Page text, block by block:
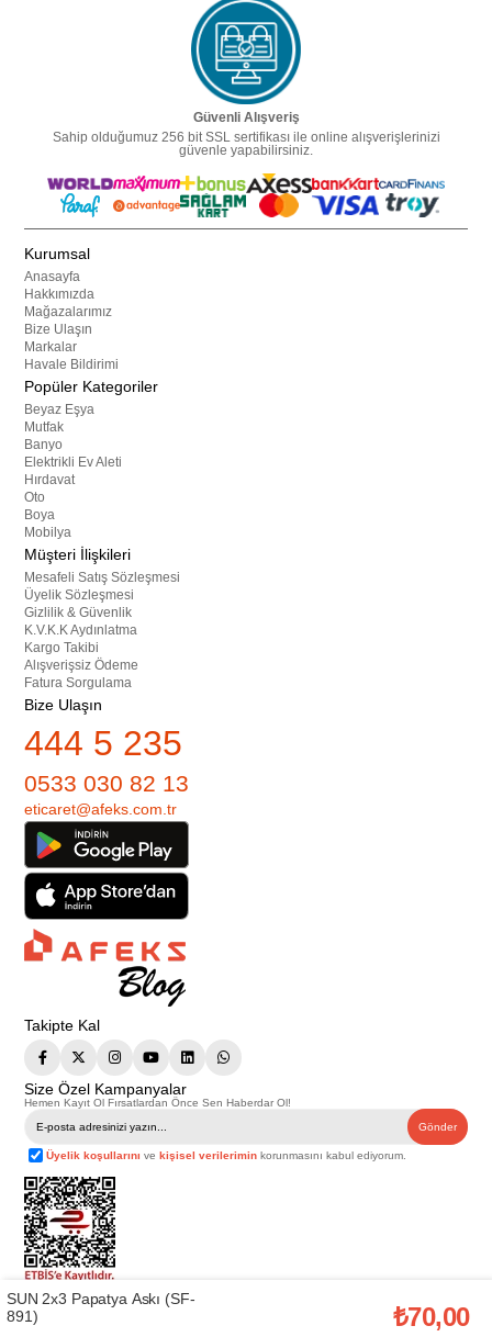
Güvenli Alışveriş
Sahip olduğumuz 256 bit SSL sertifikası ile online alışverişlerinizi
güvenle yapabilirsiniz.
Kurumsal
Anasayfa
Hakkımızda
Mağazalarımız
Bize Ulaşın
Markalar
Havale Bildirimi
Popüler Kategoriler
Beyaz Eşya
Mutfak
Banyo
Elektrikli Ev Aleti
Hırdavat
Oto
Boya
Mobilya
Müşteri İlişkileri
Mesafeli Satış Sözleşmesi
Üyelik Sözleşmesi
Gizlilik & Güvenlik
K.V.K.K Aydınlatma
Kargo Takibi
Alışverişsiz Ödeme
Fatura Sorgulama
Bize Ulaşın
444 5 235
0533 030 82 13
eticaret@afeks.com.tr
Takipte Kal
Size Özel Kampanyalar
Hemen Kayıt Ol Fırsatlardan Önce Sen Haberdar Ol!
Gönder
Üyelik koşullarını vekişisel verilerimin korunmasını kabul ediyorum.
Telif Hakkı © 2026Afeks Yapı Market
. Tüm hakları saklıdır.
Bu web sitesindeki tüm ürünler ticari amaçlıdır. Web sitemizde yer alan
görsel ve yazılı içerikler firmamıza ait olup, firmamızın yazılı izni alınmadan
SUN 2x3 Papatya Askı (SF-
891)
₺70,00